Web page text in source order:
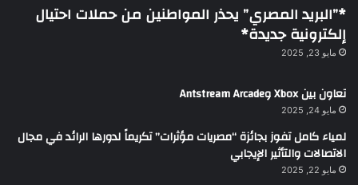
*”البريد المصري” يحذر المواطنين من حملات احتيال
إلكترونية جديدة*
مايو 23, 2025
تعاون بين Xbox وAntstream Arcade
مايو 24, 2025
لمياء كامل تفوز بجائزة “مصريات مؤثرات” تكريماً لدورها الرائد في مجال
الاتصالات والتأثير الإيجابي
مايو 22, 2025